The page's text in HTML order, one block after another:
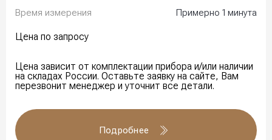
Время измерения
Примерно 1 минута
Цена по запросу
Цена зависит от комплектации прибора и/или наличии
на складах России. Оставьте заявку на сайте, Вам
перезвонит менеджер и уточнит все детали.
Подробнее